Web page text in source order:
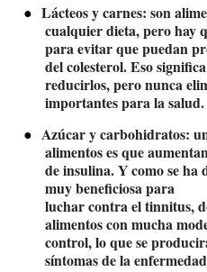
● Lácteos y carnes: son
cualquier dieta, pero hay
para evitar que puedan
del colesterol. Eso
reducirlos, pero nunca
importantes para la salud.
● Azúcar y carbohidratos:
alimentos es que
de insulina. Y como se ha
muy beneficiosa para
luchar contra el tinnitus,
alimentos con mucha
control, lo que se
síntomas de la